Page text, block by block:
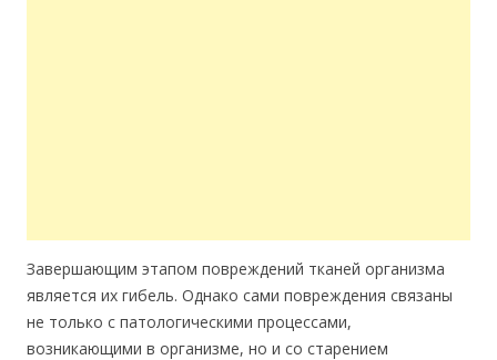
Завершающим этапом повреждений тканей организма
является их гибель. Однако сами повреждения связаны
не только с патологическими процессами,
возникающими в организме, но и со старением